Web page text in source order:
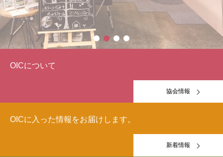
OICについて
協会情報
OICに入った情報をお届けします。
新着情報